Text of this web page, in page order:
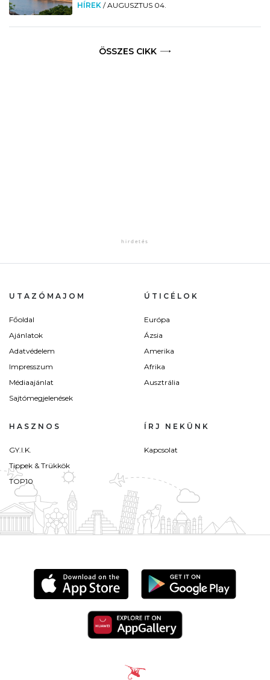
HÍREK /AUGUSZTUS 04.
ÖSSZES CIKK
UTAZÓMAJOM
Főoldal
Ajánlatok
Adatvédelem
Impresszum
Médiaajánlat
Sajtómegjelenések
ÚTICÉLOK
Európa
Ázsia
Amerika
Afrika
Ausztrália
HASZNOS
GY.I.K.
Tippek & Trükkök
TOP10
ÍRJ NEKÜNK
Kapcsolat